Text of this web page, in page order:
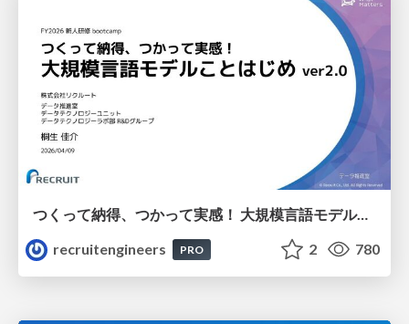
つくって納得、つかって実感！ 大規模言語モデルことはじめ ver2.0
recruitengineers
PRO 2 780